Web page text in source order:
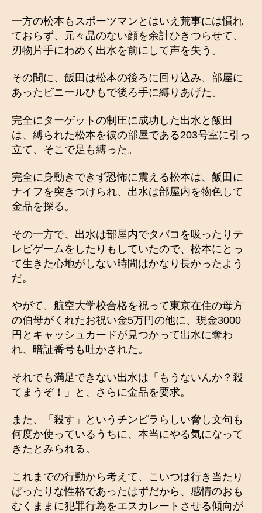
一方の松本もスポーツマンとはいえ荒事には慣れ
ておらず、元々品のない顔を余計ひきつらせて、
刃物片手にわめく出水を前にして声を失う。
その間に、飯田は松本の後ろに回り込み、部屋に
あったビニールひもで後ろ手に縛りあげた。
完全にターゲットの制圧に成功した出水と飯田
は、縛られた松本を彼の部屋である203号室に引っ
立て、そこで足も縛った。
完全に身動きできず恐怖に震える松本は、飯田に
ナイフを突きつけられ、出水は部屋内を物色して
金品を探る。
その一方で、出水は部屋内でタバコを吸ったりテ
レビゲームをしたりもしていたので、松本にとっ
て生きた心地がしない時間はかなり長かったよう
だ。
やがて、航空大学校合格を祝って東京在住の母方
の伯母がくれたお祝い金5万円の他に、現金3000
円とキャッシュカードが見つかって出水に奪わ
れ、暗証番号も吐かされた。
それでも満足できない出水は「もうないんか？殺
てまうぞ！」と、さらに金品を要求。
また、「殺す」というチンピラらしい脅し文句も
何度か使っているうちに、本当にやる気になって
きたとみられる。
これまでの行動から考えて、こいつは行き当たり
ばったりな性格であったはずだから、感情のおも
むくままに犯罪行為をエスカレートさせる傾向が